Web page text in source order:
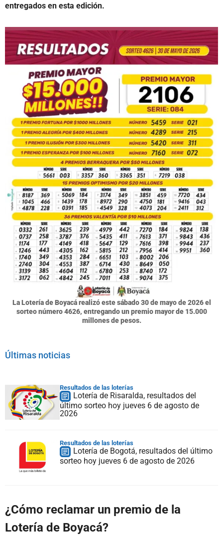
entregados en esta edición.
La Lotería de Boyacá realizó este sábado 30 de mayo de 2026 el
sorteo número 4626, entregando un premio mayor de 15.000
millones de pesos.
Últimas noticias
Resultados de las loterías
Lotería de Risaralda, resultados del
último sorteo hoy jueves 6 de agosto de
2026
Resultados de las loterías
Lotería de Bogotá, resultados del último
sorteo hoy jueves 6 de agosto de 2026
¿Cómo reclamar un premio de la
Lotería de Boyacá?